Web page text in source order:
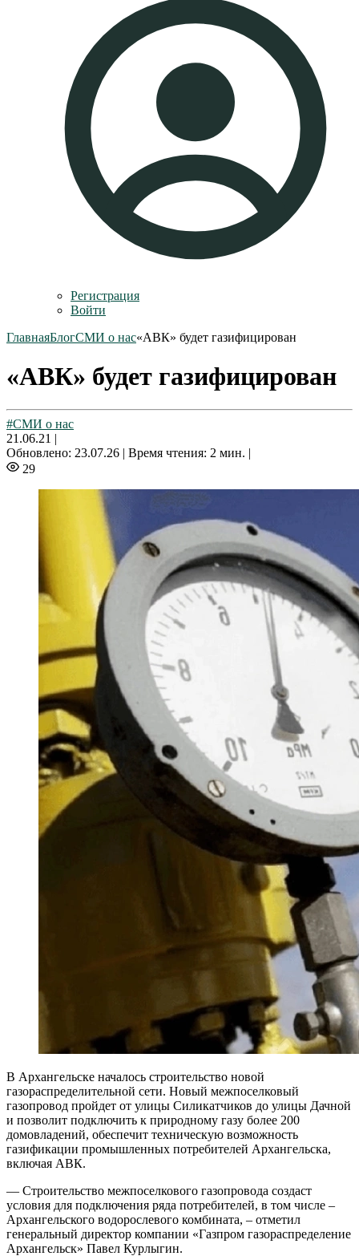
Регистрация
Войти
ГлавнаяБлогСМИ о нас«АВК» будет газифицирован
«АВК» будет газифицирован
#СМИ о нас
21.06.21 |
Обновлено: 23.07.26 | Время чтения: 2 мин. |
29
В Архангельске началось строительство новой
газораспределительной сети. Новый межпоселковый
газопровод пройдет от улицы Силикатчиков до улицы Дачной
и позволит подключить к природному газу более 200
домовладений, обеспечит техническую возможность
газификации промышленных потребителей Архангельска,
включая АВК.
— Строительство межпоселкового газопровода создаст
условия для подключения ряда потребителей, в том числе –
Архангельского водорослевого комбината, – отметил
генеральный директор компании «Газпром газораспределение
Архангельск» Павел Курлыгин.